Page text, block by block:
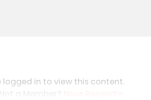
logged in to view this content.
. Not a Member?